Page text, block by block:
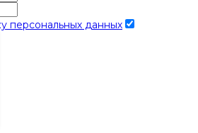
персональных данных